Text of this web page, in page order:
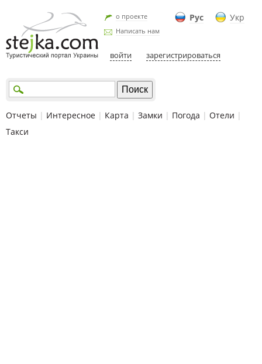
Рус Укр
о проекте
Написать нам
войти зарегистрироваться
Отчеты | Интересное | Карта | Замки | Погода | Отели |
Такси